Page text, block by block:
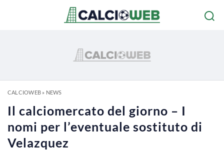
CALCIOWEB» NEWS
Il calciomercato del giorno – I
nomi per l’eventuale sostituto di
Velazquez